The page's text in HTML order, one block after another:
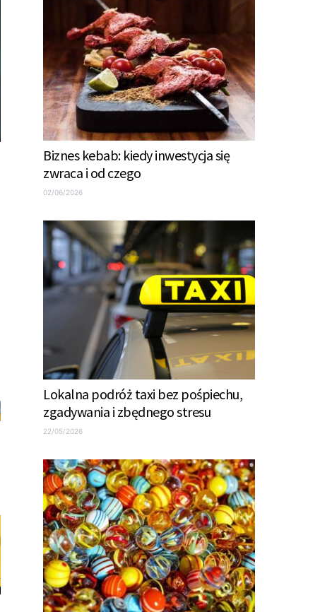
Biznes kebab: kiedy inwestycja się
zwraca i od czego
02/06/2026
Lokalna podróż taxi bez pośpiechu,
zgadywania i zbędnego stresu
22/05/2026